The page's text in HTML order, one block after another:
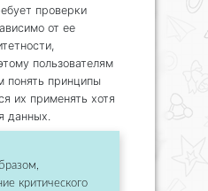
проверки
от ее
пользователям
понять принципы
их применять хотя
данных.
критического